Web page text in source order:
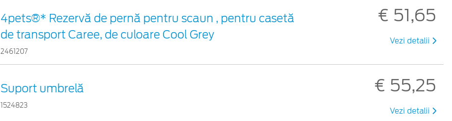
4pets®* Rezervă de pernă pentru scaun , pentru casetă
de transport Caree, de culoare Cool Grey
2461207
€ 51,65
Vezi detalii
Suport umbrelă
1524823
€ 55,25
Vezi detalii